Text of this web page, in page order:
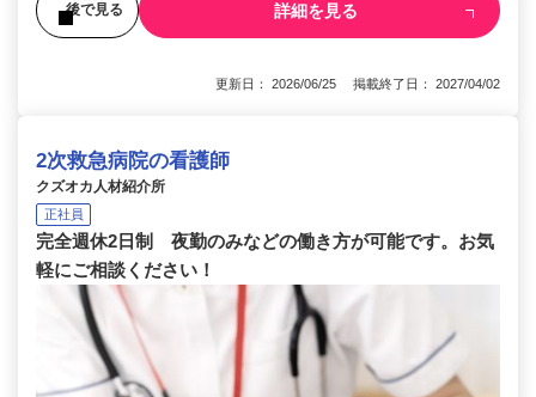
後で見る 詳細を見る
更新日： 2026/06/25 掲載終了日： 2027/04/02
2次救急病院の看護師
クズオカ人材紹介所
正社員
完全週休2日制 夜勤のみなどの働き方が可能です。お気
軽にご相談ください！